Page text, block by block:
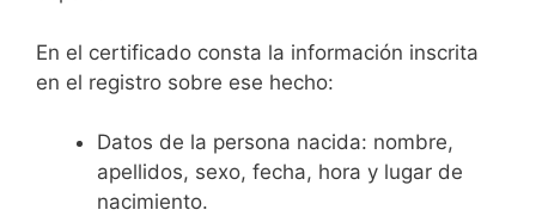
En el certificado consta la información inscrita
en el registro sobre ese hecho:
Datos de la persona nacida: nombre,
apellidos, sexo, fecha, hora y lugar de
nacimiento.